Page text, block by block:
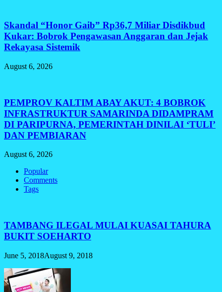
Skandal “Honor Gaib” Rp36,7 Miliar Disdikbud
Kukar: Bobrok Pengawasan Anggaran dan Jejak
Rekayasa Sistemik
August 6, 2026
PEMPROV KALTIM ABAY AKUT: 4 BOBROK
INFRASTRUKTUR SAMARINDA DIDAMPRAM
DI PARIPURNA, PEMERINTAH DINILAI ‘TULI’
DAN PEMBIARAN
August 6, 2026
Popular
Comments
Tags
TAMBANG ILEGAL MULAI KUASAI TAHURA
BUKIT SOEHARTO
June 5, 2018August 9, 2018